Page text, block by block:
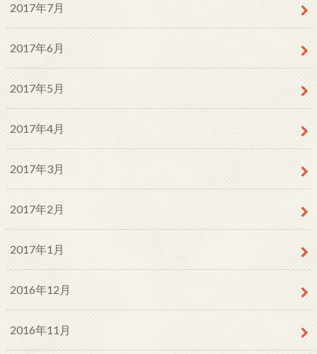
2017年7月
2017年6月
2017年5月
2017年4月
2017年3月
2017年2月
2017年1月
2016年12月
2016年11月